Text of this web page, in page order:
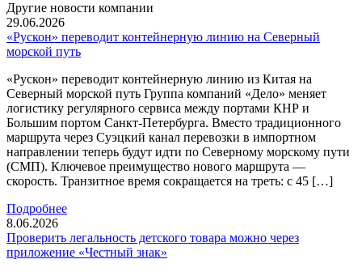
Другие новости компании
29.06.2026
«Рускон» переводит контейнерную линию на Северный
морской путь
«Рускон» переводит контейнерную линию из Китая на
Северный морской путь Группа компаний «Дело» меняет
логистику регулярного сервиса между портами КНР и
Большим портом Санкт-Петербурга. Вместо традиционного
маршрута через Суэцкий канал перевозки в импортном
направлении теперь будут идти по Северному морскому пути
(СМП). Ключевое преимущество нового маршрута —
скорость. Транзитное время сокращается на треть: с 45 […]
Подробнее
8.06.2026
Проверить легальность детского товара можно через
приложение «Честный знак»